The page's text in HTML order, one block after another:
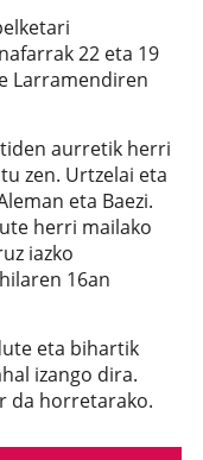
22 eta 19
Larramendiren
aurretik herri
zen. Urtzelai eta
eta Baezi.
herri mailako
iazko
16an
eta bihartik
izango dira.
da horretarako.